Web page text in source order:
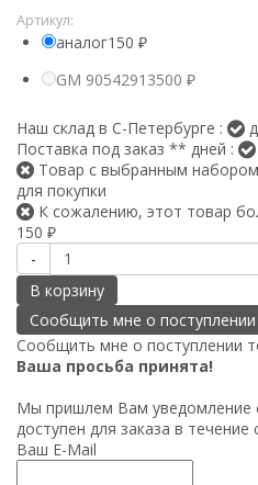
Артикул:
аналог150 ₽
GM 90542913500 ₽
Наш склад в С-Петербурге :
Поставка под заказ ** дней :
Товар с выбранным набором
для покупки
К сожалению, этот товар
150 ₽
-
В корзину
Сообщить мне о поступлении
Ваша просьба принята!
Мы пришлем Вам уведомление
доступен для заказа в
Ваш E-Mail